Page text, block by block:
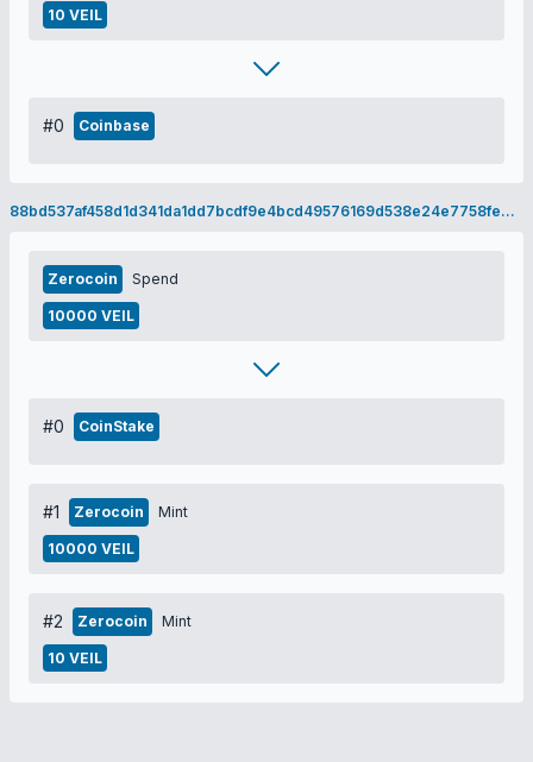
10 VEIL
#0 Coinbase
88bd537af458d1d341da1dd7bcdf9e4bcd49576169d538e24e7758fe8e906df7
Zerocoin Spend
10000 VEIL
#0 CoinStake
#1 Zerocoin Mint
10000 VEIL
#2 Zerocoin Mint
10 VEIL